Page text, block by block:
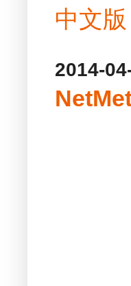
中文版
2014-